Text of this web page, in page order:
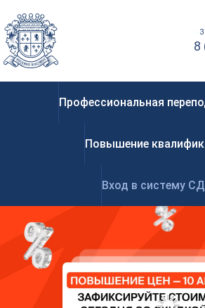
8
Профессиональная
Повышение
Вход в систему